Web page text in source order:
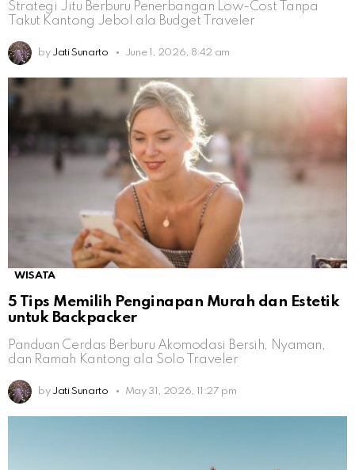
Strategi Jitu Berburu Penerbangan Low-Cost Tanpa
Takut Kantong Jebol ala Budget Traveler
by Jati Sunarto June 1, 2026, 8:42 am
WISATA
5 Tips Memilih Penginapan Murah dan Estetik
untuk Backpacker
Panduan Cerdas Berburu Akomodasi Bersih, Nyaman,
dan Ramah Kantong ala Solo Traveler
by Jati Sunarto May 31, 2026, 11:27 pm